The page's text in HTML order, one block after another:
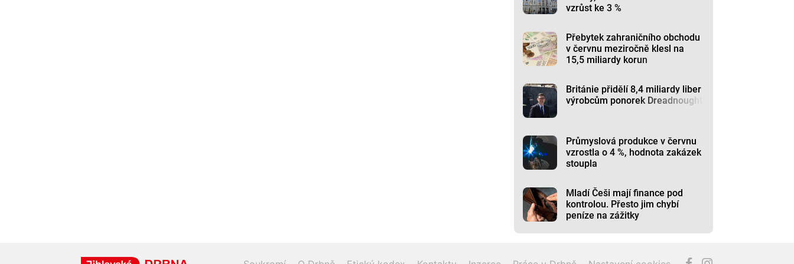
vzrůst ke 3 %
Přebytek zahraničního obchodu
v červnu meziročně klesl na
15,5 miliardy korun
Británie přidělí 8,4 miliardy liber
výrobcům ponorek Dreadnought
Průmyslová produkce v červnu
vzrostla o 4 %, hodnota zakázek
stoupla
Mladí Češi mají finance pod
kontrolou. Přesto jim chybí
peníze na zážitky